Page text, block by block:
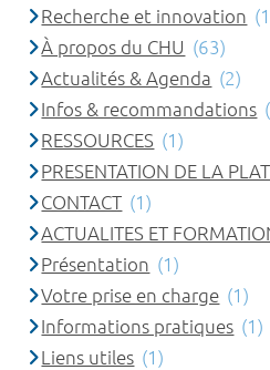
Recherche et innovation
À propos du CHU (63)
Actualités & Agenda (2)
Infos & recommandations
RESSOURCES (1)
PRESENTATION DE LA
CONTACT (1)
ACTUALITES ET
Présentation (1)
Votre prise en charge (1)
Informations pratiques (1)
Liens utiles (1)